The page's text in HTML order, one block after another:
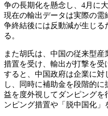
争の長期化を懸念し、4月に
現在の輸出データは実際の
争終結後には反動減が生じ
る。
また胡氏は、中国の従来型
措置を受け、輸出が打撃を
すると、中国政府は企業に対
し、同時に補助金を段階的
益を度外視してダンピング
ンピング措置や「脱中国化」